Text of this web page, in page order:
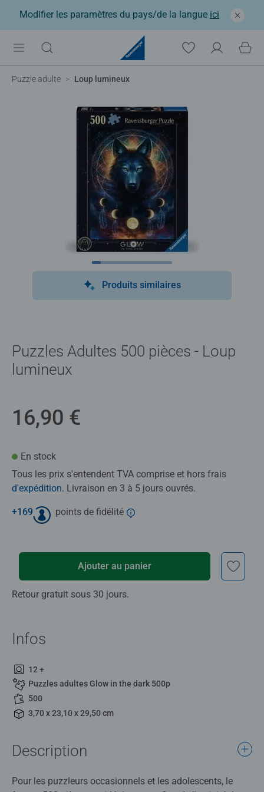
Modifier les paramètres du pays/de la langue ici
Puzzle adulte Loup lumineux
Produits similaires
Puzzles Adultes 500 pièces - Loup
lumineux
16,90 €
En stock
Tous les prix s'entendent TVA comprise et hors frais
d'expédition. Livraison en 3 à 5 jours ouvrés.
+169 points de fidélité
Ajouter au panier
Retour gratuit sous 30 jours.
Infos
12 +
Puzzles adultes Glow in the dark 500p
500
3,70 x 23,10 x 29,50 cm
Description
Pour les puzzleurs occasionnels et les adolescents, le